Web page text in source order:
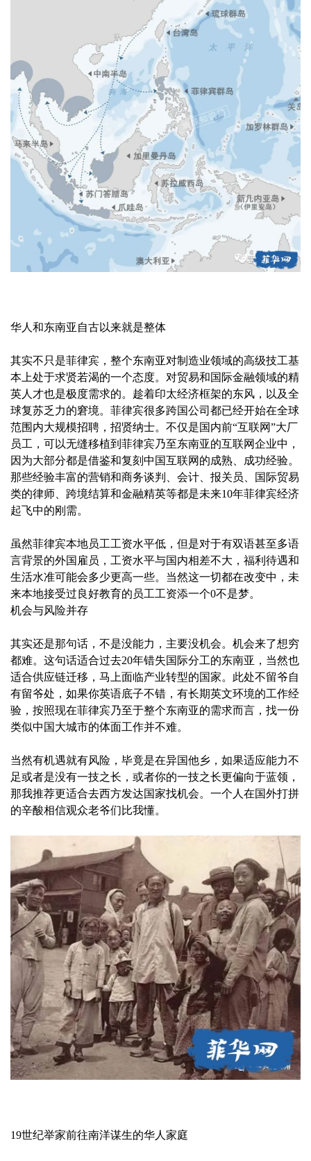
华人和东南亚自古以来就是整体
其实不只是菲律宾，整个东南亚对制造业领域的高级技工基
本上处于求贤若渴的一个态度。对贸易和国际金融领域的精
英人才也是极度需求的。趁着印太经济框架的东风，以及全
球复苏乏力的窘境。菲律宾很多跨国公司都已经开始在全球
范围内大规模招聘，招贤纳士。不仅是国内前“互联网”大厂
员工，可以无缝移植到菲律宾乃至东南亚的互联网企业中，
因为大部分都是借鉴和复刻中国互联网的成熟、成功经验。
那些经验丰富的营销和商务谈判、会计、报关员、国际贸易
类的律师、跨境结算和金融精英等都是未来10年菲律宾经济
起飞中的刚需。
虽然菲律宾本地员工工资水平低，但是对于有双语甚至多语
言背景的外国雇员，工资水平与国内相差不大，福利待遇和
生活水准可能会多少更高一些。当然这一切都在改变中，未
来本地接受过良好教育的员工工资添一个0不是梦。
机会与风险并存
其实还是那句话，不是没能力，主要没机会。机会来了想穷
都难。这句话适合过去20年错失国际分工的东南亚，当然也
适合供应链迁移，马上面临产业转型的国家。此处不留爷自
有留爷处，如果你英语底子不错，有长期英文环境的工作经
验，按照现在菲律宾乃至于整个东南亚的需求而言，找一份
类似中国大城市的体面工作并不难。
当然有机遇就有风险，毕竟是在异国他乡，如果适应能力不
足或者是没有一技之长，或者你的一技之长更偏向于蓝领，
那我推荐更适合去西方发达国家找机会。一个人在国外打拼
的辛酸相信观众老爷们比我懂。
19世纪举家前往南洋谋生的华人家庭